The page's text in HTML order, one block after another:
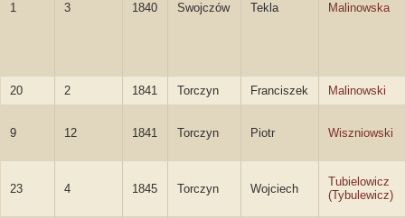
1 3 1840 Swojczów Tekla Malinowska
20 2 1841 Torczyn Franciszek Malinowski
9 12 1841 Torczyn Piotr Wiszniowski
23 4 1845 Torczyn Wojciech
Tubielowicz
(Tybulewicz)